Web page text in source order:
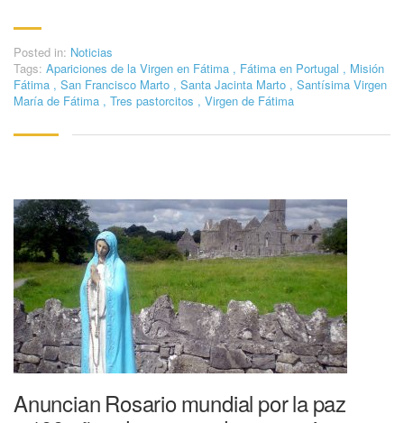
Posted in: Noticias
Tags: Apariciones de la Virgen en Fátima , Fátima en Portugal , Misión
Fátima , San Francisco Marto , Santa Jacinta Marto , Santísima Virgen
María de Fátima , Tres pastorcitos , Virgen de Fátima
Anuncian Rosario mundial por la paz